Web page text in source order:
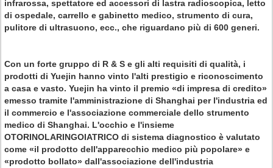
infrarossa, spettatore ed accessori di lastra radioscopica, letto
di ospedale, carrello e gabinetto medico, strumento di cura,
pulitore di ultrasuono, ecc., che riguardano più di 600 generi.
Con un forte gruppo di R & S e gli alti requisiti di qualità, i
prodotti di Yuejin hanno vinto l'alti prestigio e riconoscimento
a casa e vasto. Yuejin ha vinto il premio «di impresa di credito»
emesso tramite l'amministrazione di Shanghai per l'industria ed
il commercio e l'associazione commerciale dello strumento
medico di Shanghai. L'occhio e l'insieme
OTORINOLARINGOIATRICO di sistema diagnostico è valutato
come «il prodotto dell'apparecchio medico più popolare» e
«prodotto bollato» dall'associazione dell'industria